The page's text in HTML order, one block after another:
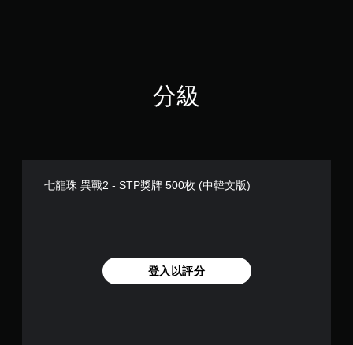
分級
七龍珠 異戰2 - STP獎牌 500枚 (中韓文版)
登入以評分